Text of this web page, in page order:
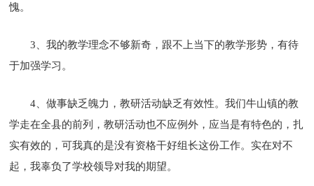
愧。
3、我的教学理念不够新奇，跟不上当下的教学形势，有待
于加强学习。
4、做事缺乏魄力，教研活动缺乏有效性。我们牛山镇的教
学走在全县的前列，教研活动也不应例外，应当是有特色的，扎
实有效的，可我真的是没有资格干好组长这份工作。实在对不
起，我辜负了学校领导对我的期望。